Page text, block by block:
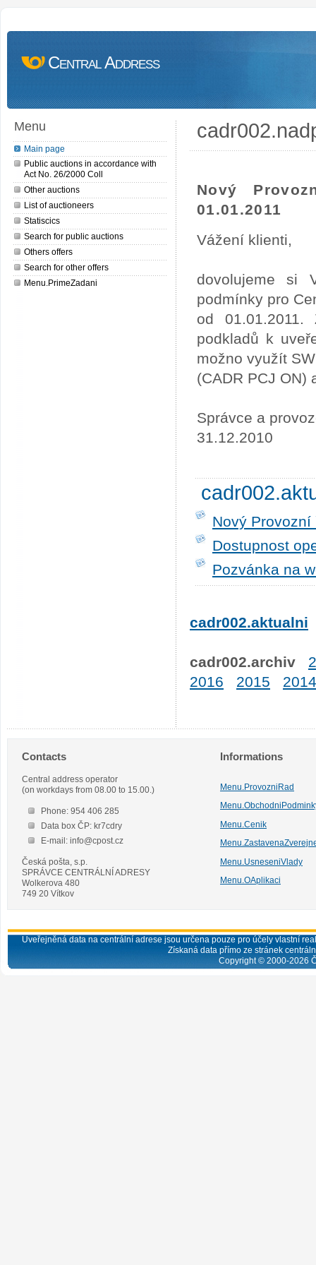
Central Address
Menu
Main page
Public auctions in accordance with
Act No. 26/2000 Coll
Other auctions
List of auctioneers
Statiscics
Search for public auctions
Others offers
Search for other offers
Menu.PrimeZadani
Nový
01.01.2011
Vážení klienti,
dovolujeme si
podmínky pro
od 01.01.2011.
podkladů k
možno využít
(CADR PCJ ON)
Správce a
31.12.2010
Nový
Dostupnost
Pozvánka na
cadr002.aktualni
cadr002.archiv
2016
2015 2014
Contacts
Central address operator
(on workdays from 08.00 to 15.00.)
Phone: 954 406 285
Data box ČP: kr7cdry
E-mail: info@cpost.cz
Česká pošta, s.p.
SPRÁVCE CENTRÁLNÍ ADRESY
Wolkerova 480
749 20 Vítkov
Informations
Menu.ProvozniRad
Menu.Cenik
Menu.UsneseniVlady
Menu.OAplikaci
Uveřejněná data na centrální adrese jsou určena pouze pro účely vlastní
Získaná data přímo ze stránek
Copyright © 2000-2026